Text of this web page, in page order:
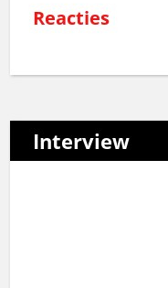
Reacties
Interview